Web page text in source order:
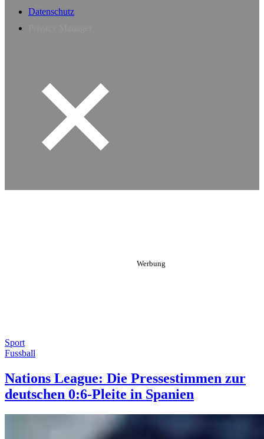
Datenschutz
Sport
Fussball
Nations League: Die Pressestimmen zur
deutschen 0:6-Pleite in Spanien